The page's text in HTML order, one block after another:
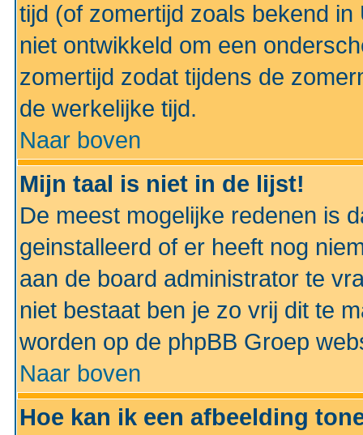
tijd (of zomertijd zoals bekend
niet ontwikkeld om een
zomertijd zodat tijdens de
de werkelijke tijd.
Naar boven
Mijn taal is niet in de lijst!
De meest mogelijke redenen is
geinstalleerd of er heeft nog
aan de board administrator te
niet bestaat ben je zo vrij dit te
worden op de phpBB Groep
Naar boven
Hoe kan ik een afbeelding